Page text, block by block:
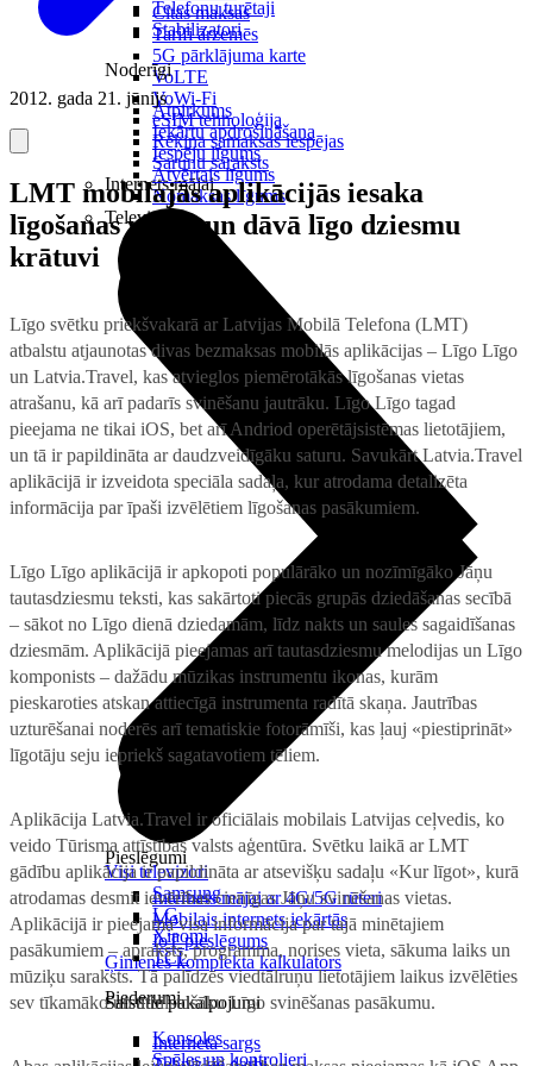
Citas maksas
Tarifi ārzemēs
5G pārklājuma karte
VoLTE
VoWi-Fi
eSIM tehnoloģija
Rēķina samaksas iespējas
Sarunu saraksts
Internets mājai
Pieslēgumi
Internets mājai ar 4G/5G rūteri
Mobilais internets iekārtās
IoT pieslēgums
Ģimenes komplekta kalkulators
Saistītie pakalpojumi
Interneta sargs
Telefonu turētaji
Stabilizatori
Noderīgi
Atpirkums
Iekārtu apdrošināšana
Iespēju līgums
Atvērtais līgums
Nomaksas līgums
Televizori
Visi televizori
Samsung
LG
Xiaomi
TCL
Piederumi
Konsoles
Spēles un kontrolieri
2012. gada 21. jūnijs
LMT mobilajās aplikācijās iesaka
līgošanas vietas un dāvā līgo dziesmu
krātuvi
Līgo svētku priekšvakarā ar Latvijas Mobilā Telefona (LMT)
atbalstu atjaunotas divas bezmaksas mobilās aplikācijas – Līgo Līgo
un Latvia.Travel, kas atvieglos piemērotākās līgošanas vietas
atrašanu, kā arī padarīs svinēšanu jautrāku. Līgo Līgo tagad
pieejama ne tikai iOS, bet arī Andriod operētājsistēmas lietotājiem,
un tā ir papildināta ar daudzveidīgāku saturu. Savukārt Latvia.Travel
aplikācijā ir izveidota speciāla sadaļa, kur atrodama detalizēta
informācija par īpaši izvēlētiem līgošanas pasākumiem.
Līgo Līgo aplikācijā ir apkopoti populārāko un nozīmīgāko Jāņu
tautasdziesmu teksti, kas sakārtoti piecās grupās dziedāšanas secībā
– sākot no Līgo dienā dziedamām, līdz nakts un saules sagaidīšanas
dziesmām. Aplikācijā pieejamas arī tautasdziesmu melodijas un Līgo
komponists – dažādu mūzikas instrumentu ikonas, kurām
pieskaroties atskan attiecīgā instrumenta radītā skaņa. Jautrības
uzturēšanai noderēs arī tematiskie fotorāmīši, kas ļauj «piestiprināt»
līgotāju seju iepriekš sagatavotiem tēliem.
Aplikācija Latvia.Travel ir oficiālais mobilais Latvijas ceļvedis, ko
veido Tūrisma attīstības valsts aģentūra. Svētku laikā ar LMT
gādību aplikācija ir papildināta ar atsevišķu sadaļu «Kur līgot», kurā
atrodamas desmit ievērības cienīgas Jāņu svinēšanas vietas.
Aplikācijā ir pieejama visa informācija par tajā minētajiem
pasākumiem – apraksts, programma, norises vieta, sākuma laiks un
mūziķu saraksts. Tā palīdzēs viedtālruņu lietotājiem laikus izvēlēties
sev tīkamāko un atbilstošāku Līgo svinēšanas pasākumu.